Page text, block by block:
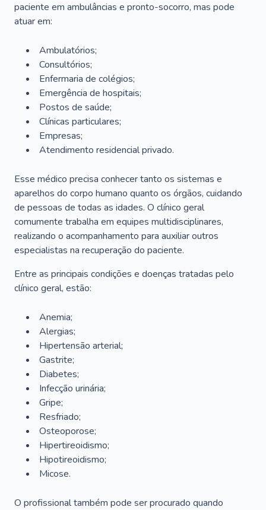
paciente em ambulâncias e pronto-socorro, mas pode
atuar em:
Ambulatórios;
Consultórios;
Enfermaria de colégios;
Emergência de hospitais;
Postos de saúde;
Clínicas particulares;
Empresas;
Atendimento residencial privado.
Esse médico precisa conhecer tanto os sistemas e
aparelhos do corpo humano quanto os órgãos, cuidando
de pessoas de todas as idades. O clínico geral
comumente trabalha em equipes multidisciplinares,
realizando o acompanhamento para auxiliar outros
especialistas na recuperação do paciente.
Entre as principais condições e doenças tratadas pelo
clínico geral, estão:
Anemia;
Alergias;
Hipertensão arterial;
Gastrite;
Diabetes;
Infecção urinária;
Gripe;
Resfriado;
Osteoporose;
Hipertireoidismo;
Hipotireoidismo;
Micose.
O profissional também pode ser procurado quando